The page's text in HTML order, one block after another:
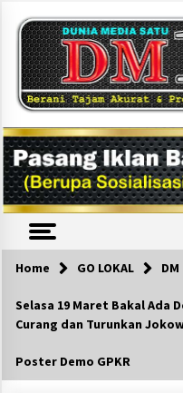
content
Home GO LOKAL DM
Selasa 19 Maret Bakal Ada
Curang dan Turunkan
Poster Demo GPKR